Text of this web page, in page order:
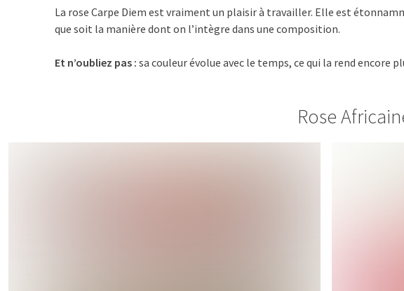
La rose Carpe Diem est vraiment un plaisir à travailler. Elle est
que soit la manière dont on l’intègre dans une composition.
Et n’oubliez pas : sa couleur évolue avec le temps, ce qui la rend encore
Rose